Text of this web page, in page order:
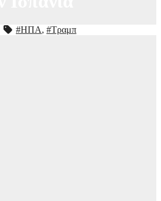
#ΗΠΑ, #Τραμπ